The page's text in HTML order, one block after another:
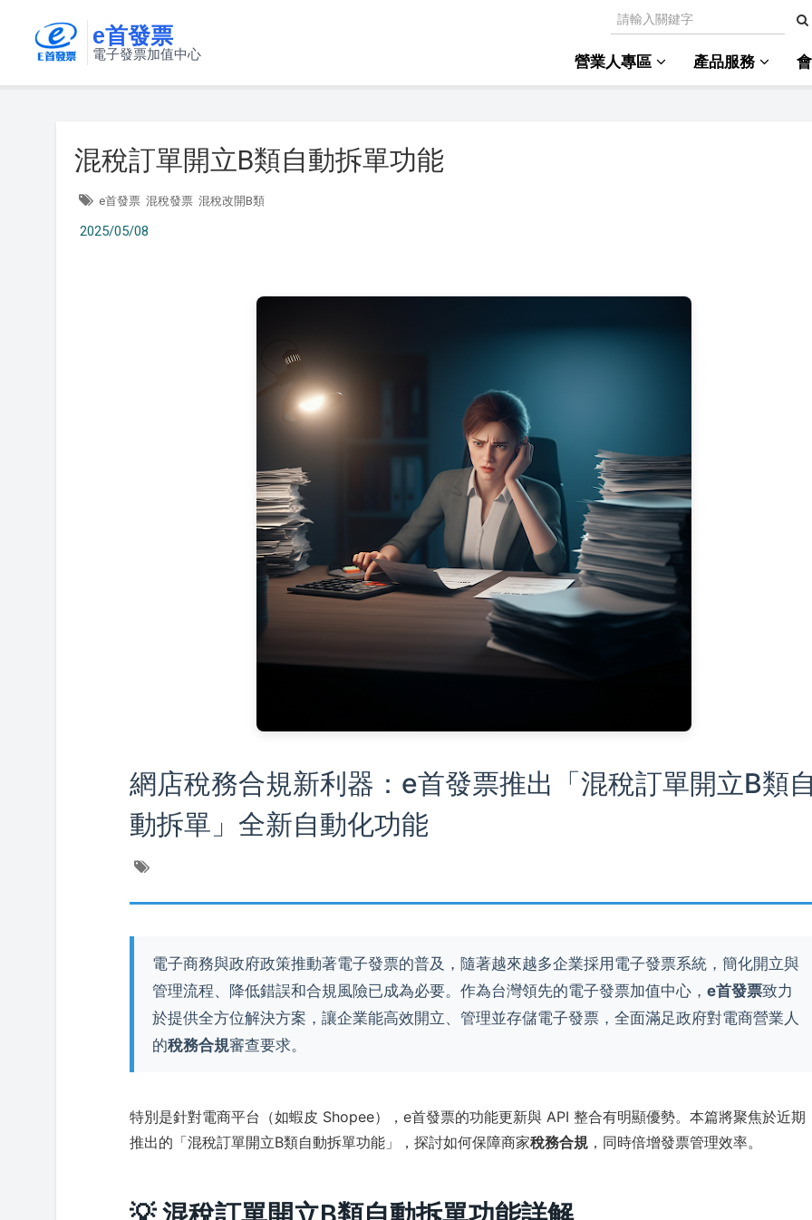
e首發票
電子發票加值中心 營業人專區 產品服務
混稅訂單開立B類自動拆單功能
e首發票 混稅發票 混稅改開B類
2025/05/08
網店稅務合規新利器：e首發票推出「混稅訂單開立B類
動拆單」全新自動化功能
電子商務與政府政策推動著電子發票的普及，隨著越來越多企業採用電子發票系統，簡化開立與
管理流程、降低錯誤和合規風險已成為必要。作為台灣領先的電子發票加值中心，e首發票致力
於提供全方位解決方案，讓企業能高效開立、管理並存儲電子發票，全面滿足政府對電商營業人
的稅務合規審查要求。
特別是針對電商平台（如蝦皮 Shopee），e首發票的功能更新與 API 整合有明顯優勢。本篇將聚焦於近期
推出的「混稅訂單開立B類自動拆單功能」，探討如何保障商家稅務合規 ，同時倍增發票管理效率。